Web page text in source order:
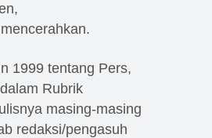
1999 tentang Pers,
Rubrik
masing-masing
redaksi/pengasuh